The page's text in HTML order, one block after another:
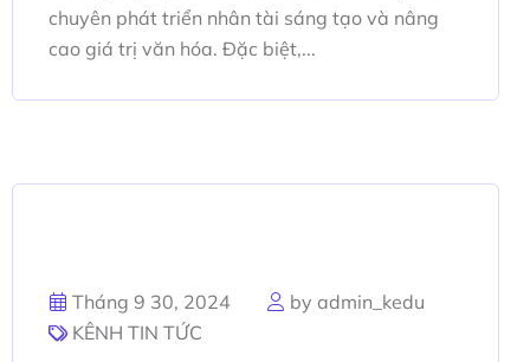
chuyên phát triển nhân tài sáng tạo và nâng
cao giá trị văn hóa. Đặc biệt,...
Tháng 9 30, 2024
by admin_kedu
KÊNH TIN TỨC